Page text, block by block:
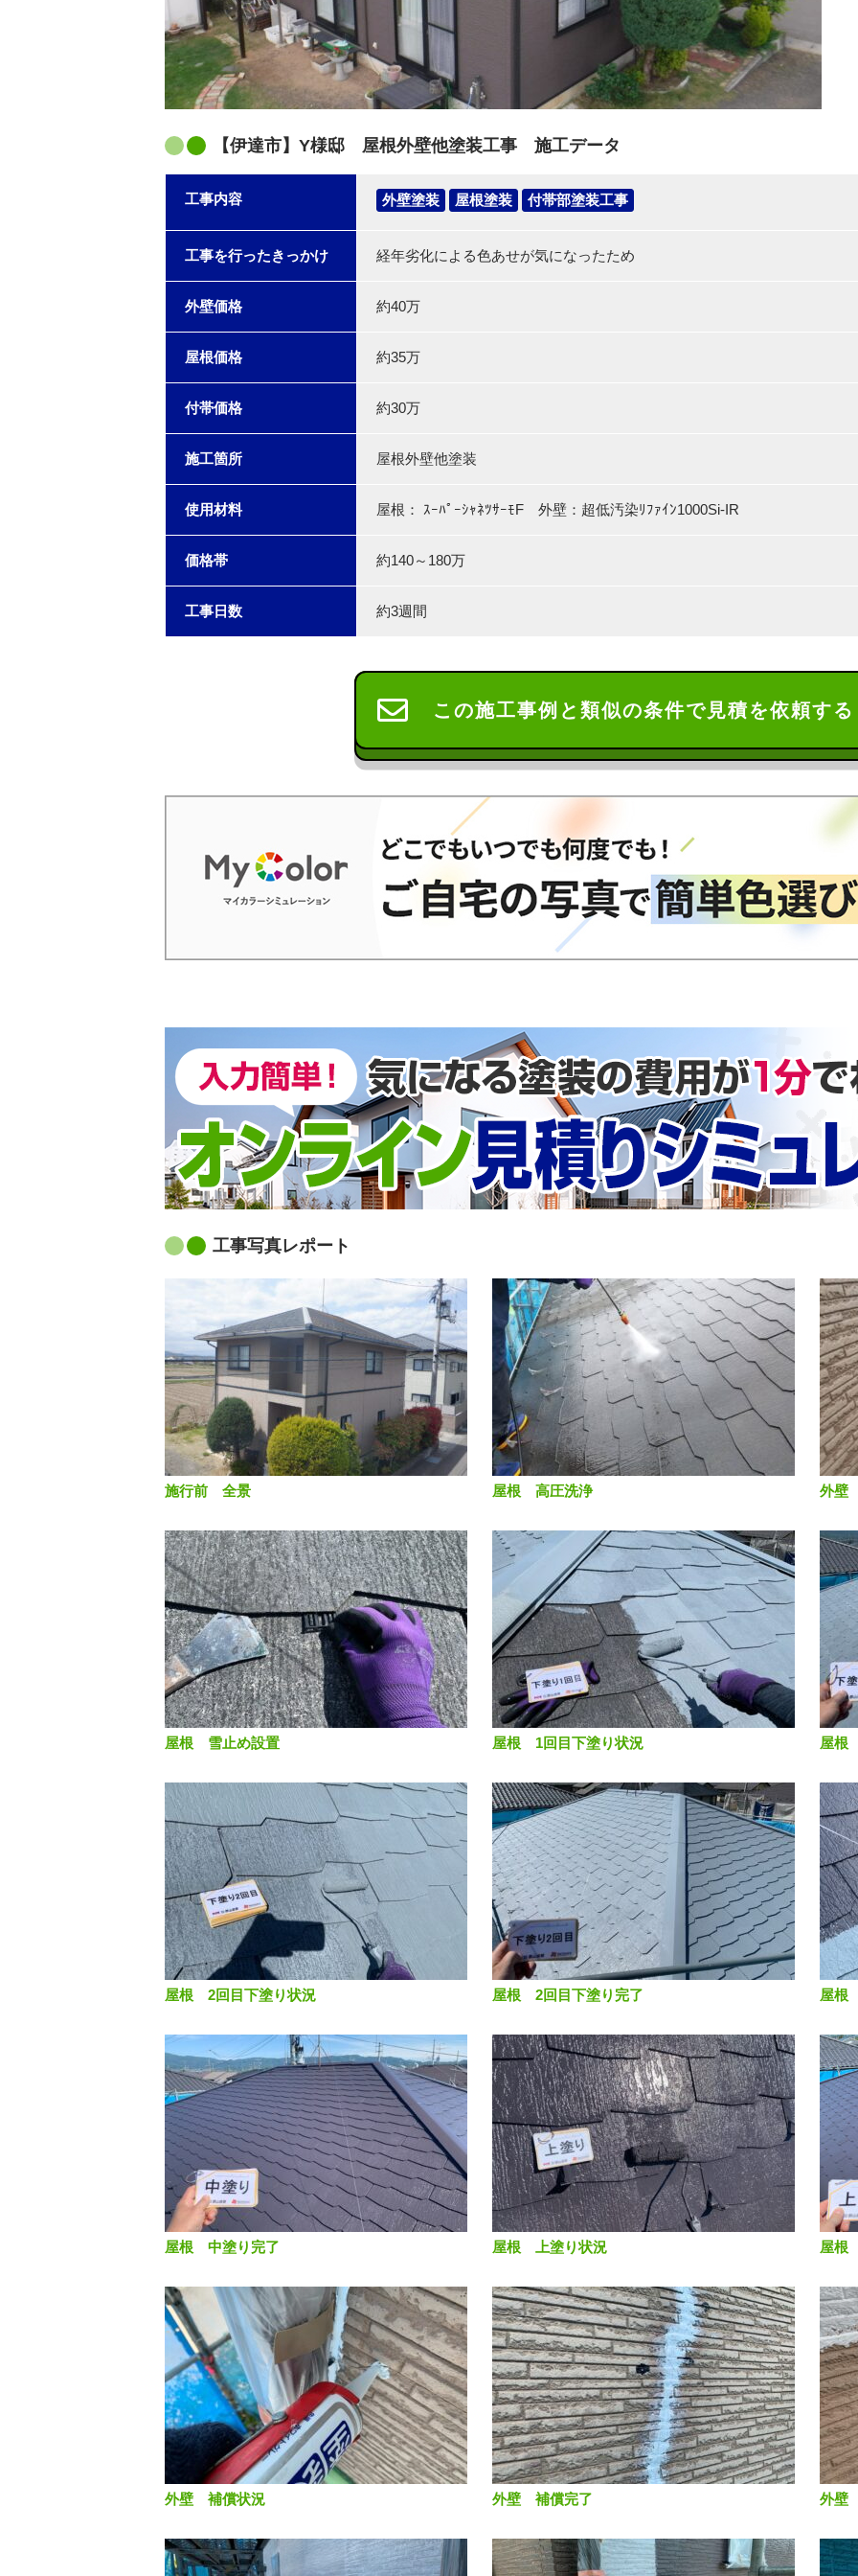
【伊達市】Y様邸 屋根外壁他塗装工事 施工データ
工事内容 外壁塗装 屋根塗装 付帯部塗装工事
工事を行ったきっかけ 経年劣化による色あせが気になったため
外壁価格 約40万
屋根価格 約35万
付帯価格 約30万
施工箇所 屋根外壁他塗装
使用材料 屋根： ｽｰﾊﾟｰｼｬﾈﾂｻｰﾓF 外壁：超低汚染ﾘﾌｧｲﾝ1000Si-IR
価格帯 約140～180万
工事日数 約3週間
この施工事例と類似の条件で見積を依頼する
工事写真レポート
施行前 全景 屋根 高圧洗浄 外壁
屋根 雪止め設置 屋根 1回目下塗り状況 屋根
屋根 2回目下塗り状況 屋根 2回目下塗り完了 屋根
屋根 中塗り完了 屋根 上塗り状況 屋根
外壁 補償状況 外壁 補償完了 外壁